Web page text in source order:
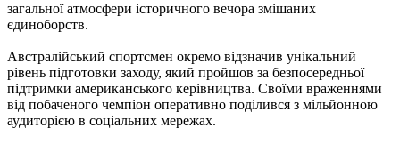
загальної атмосфери історичного вечора змішаних
єдиноборств.
Австралійський спортсмен окремо відзначив унікальний
рівень підготовки заходу, який пройшов за безпосередньої
підтримки американського керівництва. Своїми враженнями
від побаченого чемпіон оперативно поділився з мільйонною
аудиторією в соціальних мережах.